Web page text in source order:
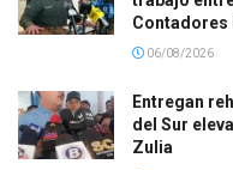
Contadores
06/08/2026
Entregan
del Sur
Zulia